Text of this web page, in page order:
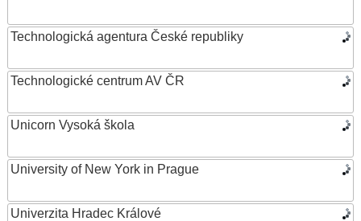
Technologická agentura České republiky
Technologické centrum AV ČR
Unicorn Vysoká škola
University of New York in Prague
Univerzita Hradec Králové